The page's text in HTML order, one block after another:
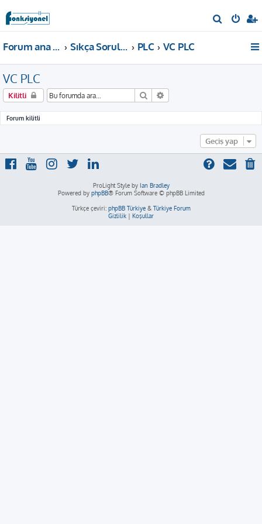
r
Forum ana sayfa Sıkça Sorulan Sorular PLC VC PLC
VC PLC
Kilitli Ara
Forum kilitli
Geçiş yap
ProLight Style by Ian Bradley
Powered by phpBB® Forum Software © phpBB Limited
Türkçe çeviri: phpBB Türkiye& Türkiye Forum
Gizlilik | Koşullar